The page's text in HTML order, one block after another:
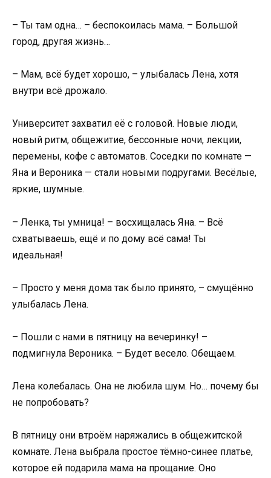
– Ты там одна… – беспокоилась мама. – Большой
город, другая жизнь…
– Мам, всё будет хорошо, – улыбалась Лена, хотя
внутри всё дрожало.
Университет захватил её с головой. Новые люди,
новый ритм, общежитие, бессонные ночи, лекции,
перемены, кофе с автоматов. Соседки по комнате —
Яна и Вероника — стали новыми подругами. Весёлые,
яркие, шумные.
– Ленка, ты умница! – восхищалась Яна. – Всё
схватываешь, ещё и по дому всё сама! Ты
идеальная!
– Просто у меня дома так было принято, – смущённо
улыбалась Лена.
– Пошли с нами в пятницу на вечеринку! –
подмигнула Вероника. – Будет весело. Обещаем.
Лена колебалась. Она не любила шум. Но… почему бы
не попробовать?
В пятницу они втроём наряжались в общежитской
комнате. Лена выбрала простое тёмно-синее платье,
которое ей подарила мама на прощание. Оно